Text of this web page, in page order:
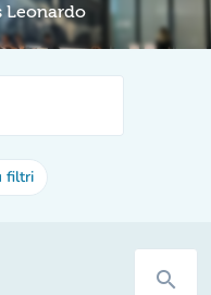
Leonardo
filtri
search